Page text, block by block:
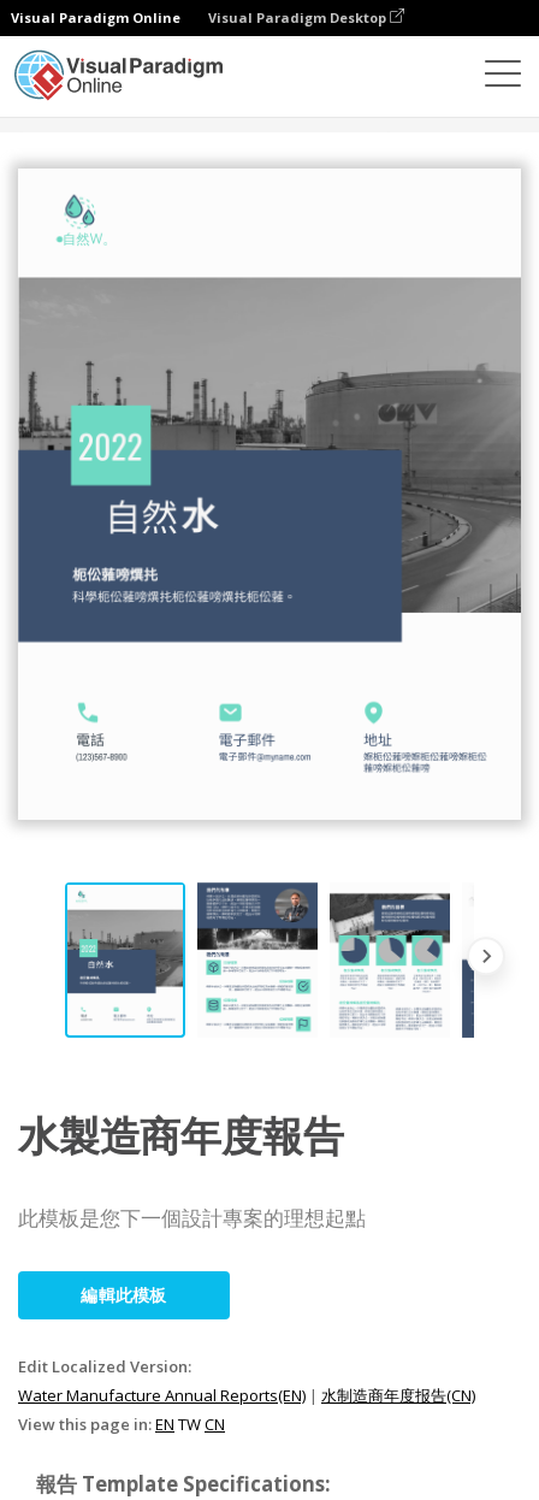
Visual Paradigm Online Visual Paradigm Desktop
水製造商年度報告
此模板是您下一個設計專案的理想起點
編輯此模板
Edit Localized Version:
Water Manufacture Annual Reports(EN) | 水制造商年度报告(CN)
View this page in:EN TWCN
報告 Template Specifications: